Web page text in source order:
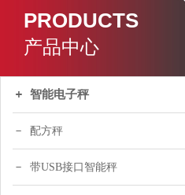
PRODUCTS
产品中心
智能电子秤
配方秤
带USB接口智能秤